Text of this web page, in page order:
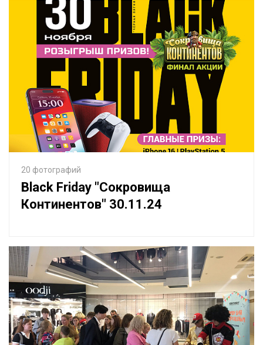
20 фотографий
Black Friday "Сокровища
Континентов" 30.11.24